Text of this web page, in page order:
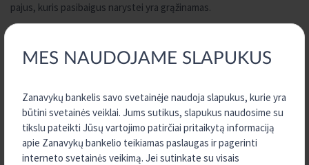
MES NAUDOJAME SLAPUKUS
Zanavykų bankelis savo svetainėje naudoja slapukus, kurie yra
būtini svetainės veiklai. Jums sutikus, slapukus naudosime su
tikslu pateikti Jūsų vartojimo patirčiai pritaikytą informaciją
apie Zanavykų bankelio teikiamas paslaugas ir pagerinti
interneto svetainės veikimą. Jei sutinkate su visais
pajus, kuris pasibaigus narystei yra grąžinamas.
Terminuotasis indėlis– saugus taupymo būdas, kuomet pinigai
padedami sutartam laikui, o už tai gaunamos fiksuotos,
garantuotos palūkanos, kurios leidžia tiksliai žinoti būsimą grąžą.